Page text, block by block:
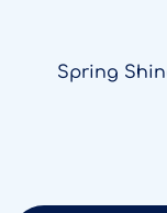
Spring